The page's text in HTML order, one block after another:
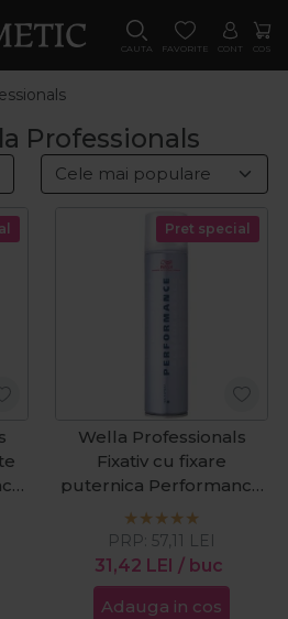
CAUTA FAVORITE CONT COS
Professionals
Pret special
Wella Professionals
Fixativ cu fixare
puternica Performance
Fix-1 500ml
31,42 LEI / buc
PRP: 57,11 LEI
Adauga in cos